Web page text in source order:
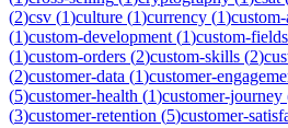
(2)csv (1)culture (1)currency (1)
(1)custom-development (1)custom-fields
(1)custom-orders (2)custom-skills (2)
(2)customer-data (1)customer-
(5)customer-health (1)customer-journey
(3)customer-retention (5)customer-